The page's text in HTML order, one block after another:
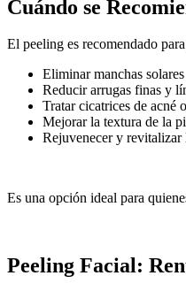
Cuándo se
El peeling es recomendado
Eliminar manchas
Reducir arrugas finas y
Tratar cicatrices de acné
Mejorar la textura de la
Rejuvenecer y
Es una opción ideal para
Peeling Facial: